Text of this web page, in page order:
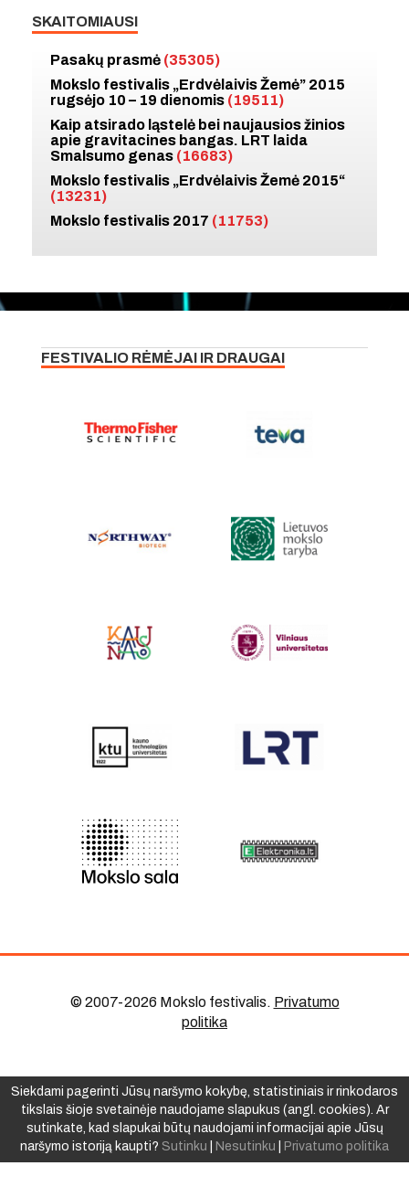
SKAITOMIAUSI
Pasakų prasmė (35305)
Mokslo festivalis „Erdvėlaivis Žemė” 2015
rugsėjo 10 – 19 dienomis (19511)
Kaip atsirado ląstelė bei naujausios žinios
apie gravitacines bangas. LRT laida
Smalsumo genas (16683)
Mokslo festivalis „Erdvėlaivis Žemė 2015“
(13231)
Mokslo festivalis 2017 (11753)
FESTIVALIO RĖMĖJAI IR DRAUGAI
© 2007-2026 Mokslo festivalis. Privatumo
politika
Siekdami pagerinti Jūsų naršymo kokybę, statistiniais ir rinkodaros
tikslais šioje svetainėje naudojame slapukus (angl. cookies). Ar
sutinkate, kad slapukai būtų naudojami informacijai apie Jūsų
naršymo istoriją kaupti? Sutinku Nesutinku Privatumo politika